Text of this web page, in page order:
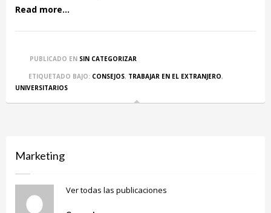
Read more...
PUBLICADO EN SIN CATEGORIZAR
ETIQUETADO BAJO: CONSEJOS, TRABAJAR EN EL EXTRANJERO,
UNIVERSITARIOS
Marketing
Ver todas las publicaciones